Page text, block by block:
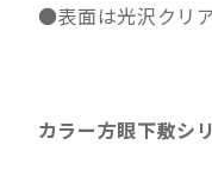
●表面は光沢クリ
カラー方眼下敷シ